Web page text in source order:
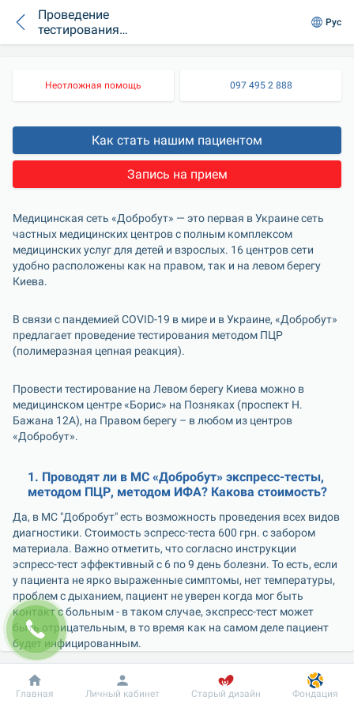
Проведение
тестирования
методом ПЦР
Рус
Неотложная помощь 097 495 2 888
Как стать нашим пациентом
Запись на прием
Медицинская сеть «Добробут» — это первая в Украине сеть
частных медицинских центров с полным комплексом
медицинских услуг для детей и взрослых. 16 центров сети
удобно расположены как на правом, так и на левом берегу
Киева.
В связи с пандемией COVID-19 в мире и в Украине, «Добробут»
предлагает проведение тестирования методом ПЦР
(полимеразная цепная реакция).
Провести тестирование на Левом берегу Киева можно в
медицинском центре «Борис» на Позняках (проспект Н.
Бажана 12А), на Правом берегу – в любом из центров
«Добробут».
1. Проводят ли в МС «Добробут» экспресс-тесты,
методом ПЦР, методом ИФА? Какова стоимость?
Да, в МС "Добробут" есть возможность проведения всех видов
диагностики. Стоимость эспресс-теста 600 грн. с забором
материала. Важно отметить, что согласно инструкции
эспресс-тест эффективный с 6 по 9 день болезни. То есть, если
у пациента не ярко выраженные симптомы, нет температуры,
проблем с дыханием, пациент не уверен когда мог быть
контакт с больным - в таком случае, экспресс-тест может
быть отрицательным, в то время как на самом деле пациент
будет инфицированным.
Стоимость выявления РНК COVID-19 методом ПЦР - 990 грн. с
забором материала. Перед забором в обязательном порядке
Добробут Информация Пациенту
Главная Личный кабинет Старый дизайн Фондация